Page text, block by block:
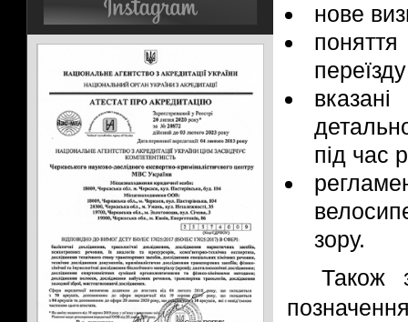
нове
під час
зору.
Також